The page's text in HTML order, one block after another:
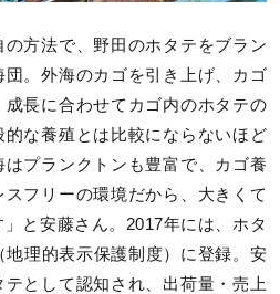
方法で、野田のホタテをブラン
団。外海のカゴを引き上げ、カゴ
長に合わせてカゴ内のホタテの
な養殖とは比較にならないほど
プランクトンも豊富で、カゴ養
フリーの環境だから、大きくて
と安藤さん。2017年には、ホタ
理的表示保護制度）に登録。安
として認知され、出荷量・売上